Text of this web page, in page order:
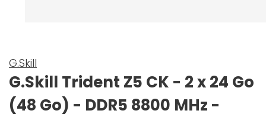
G.Skill
G.Skill Trident Z5 CK - 2 x 24 Go
(48 Go) - DDR5 8800 MHz -